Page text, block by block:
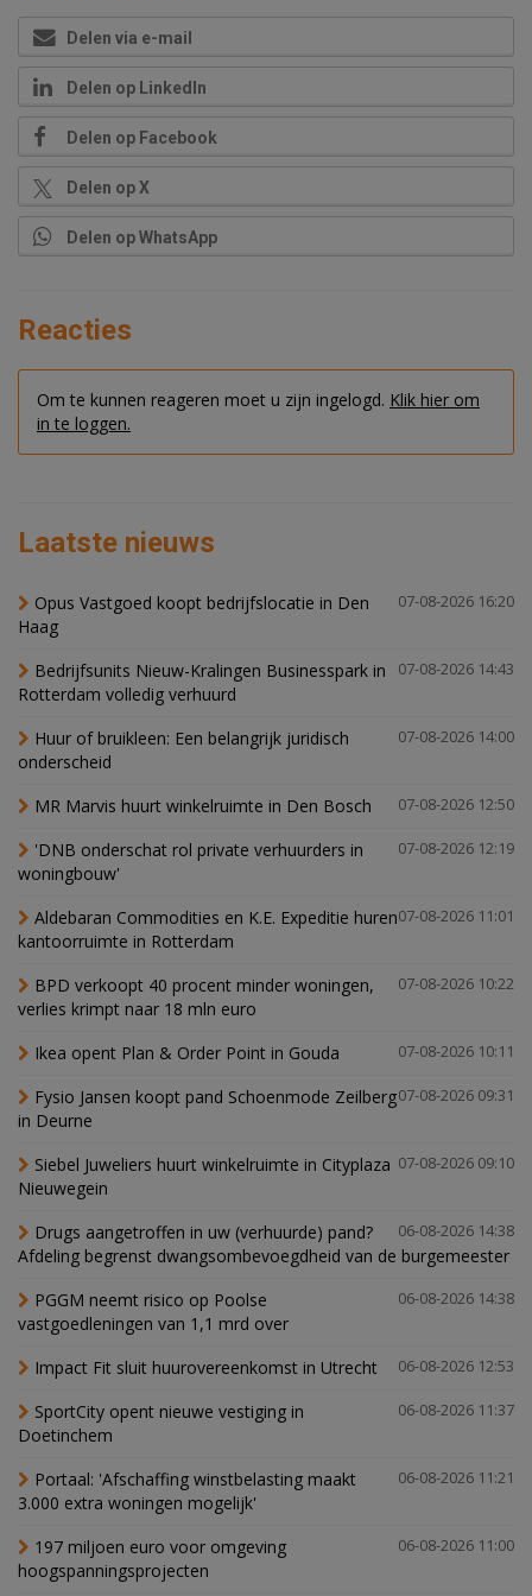
Delen via e-mail
Delen op LinkedIn
Delen op Facebook
Delen op X
Delen op WhatsApp
Reacties
Om te kunnen reageren moet u zijn ingelogd. Klik hier om
in te loggen.
Laatste nieuws
07-08-2026 16:20
Opus Vastgoed koopt bedrijfslocatie in Den
Haag
07-08-2026 14:43
Bedrijfsunits Nieuw-Kralingen Businesspark in
Rotterdam volledig verhuurd
07-08-2026 14:00
Huur of bruikleen: Een belangrijk juridisch
onderscheid
07-08-2026 12:50
MR Marvis huurt winkelruimte in Den Bosch
07-08-2026 12:19
'DNB onderschat rol private verhuurders in
woningbouw'
07-08-2026 11:01
Aldebaran Commodities en K.E. Expeditie huren
kantoorruimte in Rotterdam
07-08-2026 10:22
BPD verkoopt 40 procent minder woningen,
verlies krimpt naar 18 mln euro
07-08-2026 10:11
Ikea opent Plan & Order Point in Gouda
07-08-2026 09:31
Fysio Jansen koopt pand Schoenmode Zeilberg
in Deurne
07-08-2026 09:10
Siebel Juweliers huurt winkelruimte in Cityplaza
Nieuwegein
06-08-2026 14:38
Drugs aangetroffen in uw (verhuurde) pand?
Afdeling begrenst dwangsombevoegdheid van de burgemeester
06-08-2026 14:38
PGGM neemt risico op Poolse
vastgoedleningen van 1,1 mrd over
06-08-2026 12:53
Impact Fit sluit huurovereenkomst in Utrecht
06-08-2026 11:37
SportCity opent nieuwe vestiging in
Doetinchem
06-08-2026 11:21
Portaal: 'Afschaffing winstbelasting maakt
3.000 extra woningen mogelijk'
06-08-2026 11:00
197 miljoen euro voor omgeving
hoogspanningsprojecten